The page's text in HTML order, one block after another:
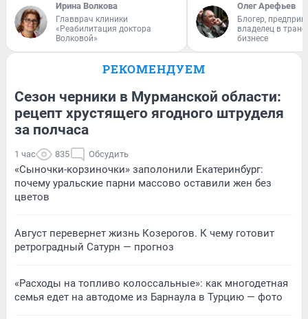
Ирина Волкова
Главврач клиники
«Реабилитация доктора
Волковой»
Олег Арефьев
Блогер,
владелец в
бизнесе
РЕКОМЕНДУЕМ
Сезон черники в Мурманской области:
рецепт хрустящего ягодного штруделя
за полчаса
1 час 835 Обсудить
«Сыночки-корзиночки» заполонили Екатеринбург:
почему уральские парни массово оставили жен без
цветов
Август перевернет жизнь Козерогов. К чему готовит
ретроградный Сатурн — прогноз
«Расходы на топливо колоссальные»: как многодетная
семья едет на автодоме из Барнаула в Турцию — фото